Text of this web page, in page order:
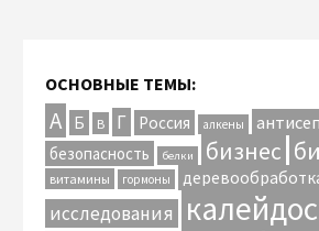
ОСНОВНЫЕ ТЕМЫ:
А Б В Г Россия алкены
безопасность белки бизнес
витамины гормоны
исследования